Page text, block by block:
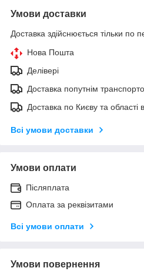
Умови доставки
Доставка здійснюється тільки по
Нова Пошта
Делівері
Доставка попутнім
Доставка по Києву та
Всі умови доставки
Умови оплати
Післяплата
Оплата за реквізитами
Всі умови оплати
Умови повернення